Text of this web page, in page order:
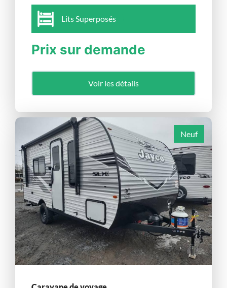
Lits Superposés
Prix sur demande
Voir les détails
Neuf